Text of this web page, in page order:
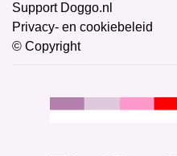
Support Doggo.nl
Privacy- en cookiebeleid
© Copyright